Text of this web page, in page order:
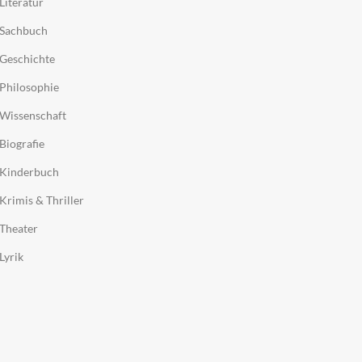
Sachbuch
Geschichte
Philosophie
Wissenschaft
Biografie
Kinderbuch
Krimis & Thriller
Theater
Lyrik